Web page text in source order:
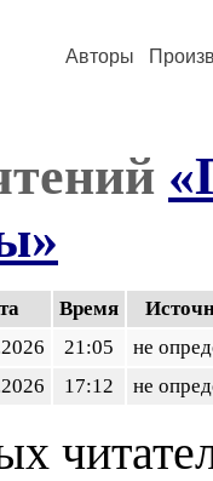
Авторы
Время
21:05
не
17:12 не